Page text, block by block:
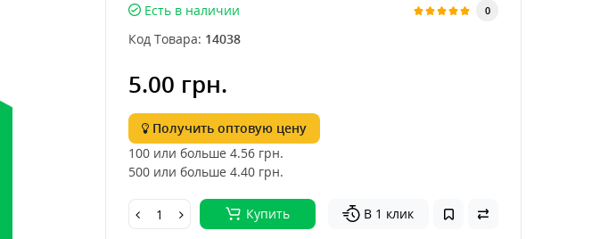
Есть в наличии 0
Код Товара: 14038
5.00 грн.
Получить оптовую цену
100 или больше 4.56грн.
500 или больше 4.40грн.
Купить В 1 клик